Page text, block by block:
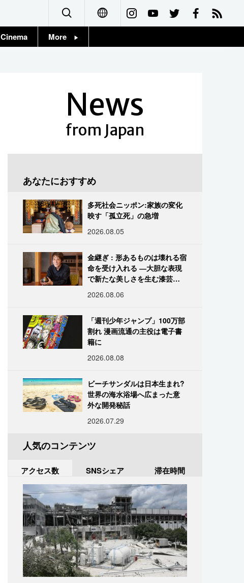
Français
Cinema More
News
from Japan
あなたにおすすめ
多死社会ニッポン:家族の変化
映す「孤立死」の急増
2026.08.05
金継ぎ : 形あるものは壊れる宿
命を受け入れる ―大胆な表現
で新たな美しさを生む漆芸修
2026.08.06
「週刊少年ジャンプ」100万部
割れ 漫画流通の主役は電子書
籍に
2026.08.08
ビーチサンダルは日本生まれ?
世界の海水浴場へ広まった意
外な開発秘話
2026.07.29
人気のコンテンツ
アクセス数 SNSシェア 滞在時間